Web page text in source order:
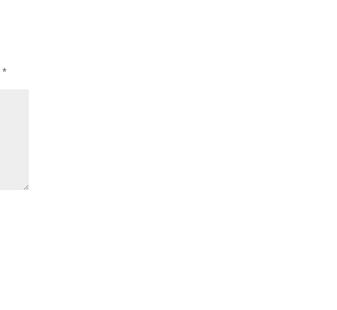
*